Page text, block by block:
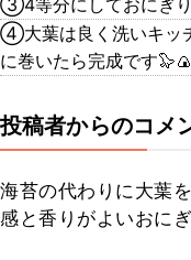
③4等分にしておにぎ
④大葉は良く洗いキッ
に巻いたら完成です🦭🍙
投稿者からのコメ
海苔の代わりに大葉
感と香りがよいおに